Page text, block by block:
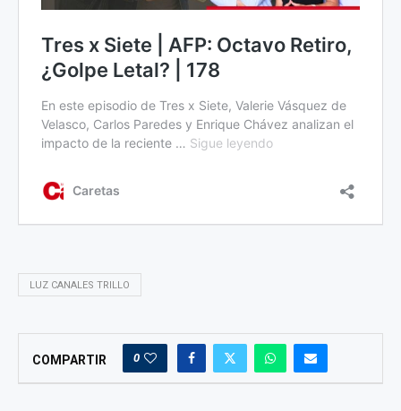
LUZ CANALES TRILLO
COMPARTIR 0